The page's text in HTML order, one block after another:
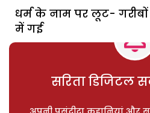
धर्म के नाम पर लूट- गरीबों
में गई
सरिता डिजिटल